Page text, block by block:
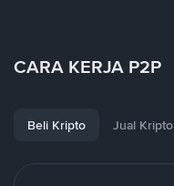
CARA KERJA P2P
Beli Kripto Jual Kripto